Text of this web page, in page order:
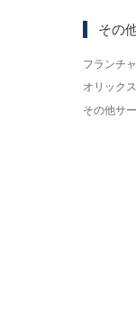
その
フランチ
オリック
その他サ